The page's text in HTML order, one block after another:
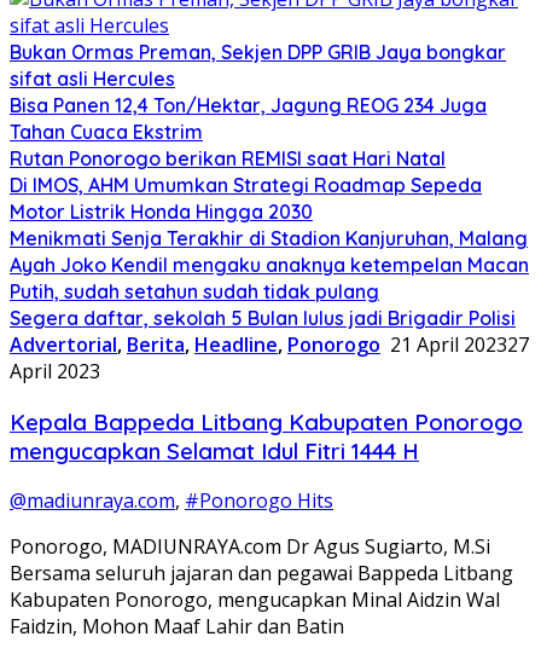
Bukan Ormas Preman, Sekjen DPP GRIB Jaya bongkar
sifat asli Hercules
Bisa Panen 12,4 Ton/Hektar, Jagung REOG 234 Juga
Tahan Cuaca Ekstrim
Rutan Ponorogo berikan REMISI saat Hari Natal
Di IMOS, AHM Umumkan Strategi Roadmap Sepeda
Motor Listrik Honda Hingga 2030
Menikmati Senja Terakhir di Stadion Kanjuruhan, Malang
Ayah Joko Kendil mengaku anaknya ketempelan Macan
Putih, sudah setahun sudah tidak pulang
Segera daftar, sekolah 5 Bulan lulus jadi Brigadir Polisi
Advertorial, Berita, Headline, Ponorogo 21 April 202327
April 2023
Kepala Bappeda Litbang Kabupaten Ponorogo
mengucapkan Selamat Idul Fitri 1444 H
@madiunraya.com, #Ponorogo Hits
Ponorogo, MADIUNRAYA.com Dr Agus Sugiarto, M.Si
Bersama seluruh jajaran dan pegawai Bappeda Litbang
Kabupaten Ponorogo, mengucapkan Minal Aidzin Wal
Faidzin, Mohon Maaf Lahir dan Batin